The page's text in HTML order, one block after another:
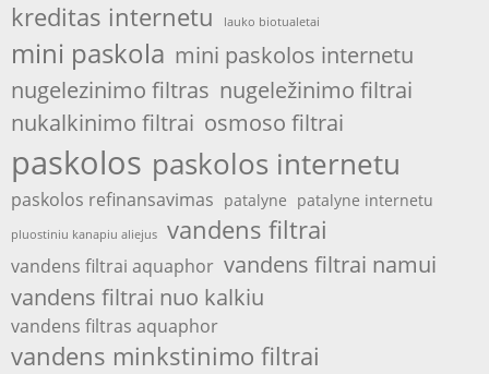
kreditas internetu lauko biotualetai
mini paskola mini paskolos internetu
nugelezinimo filtras nugeležinimo filtrai
nukalkinimo filtrai osmoso filtrai
paskolos paskolos internetu
paskolos refinansavimas patalyne patalyne internetu
pluostiniu kanapiu aliejus vandens filtrai
vandens filtrai aquaphor vandens filtrai namui
vandens filtrai nuo kalkiu
vandens filtras aquaphor
vandens minkstinimo filtrai